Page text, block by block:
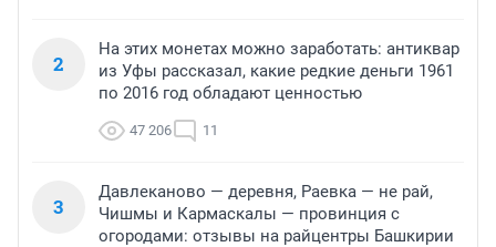
2
На этих монетах можно заработать: антиквар
из Уфы рассказал, какие редкие деньги 1961
по 2016 год обладают ценностью
47 206 11
3
Давлеканово — деревня, Раевка — не рай,
Чишмы и Кармаскалы — провинция с
огородами: отзывы на райцентры Башкирии